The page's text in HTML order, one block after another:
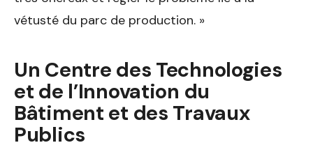
vétusté du parc de production. »
Un Centre des Technologies
et de l’Innovation du
Bâtiment et des Travaux
Publics